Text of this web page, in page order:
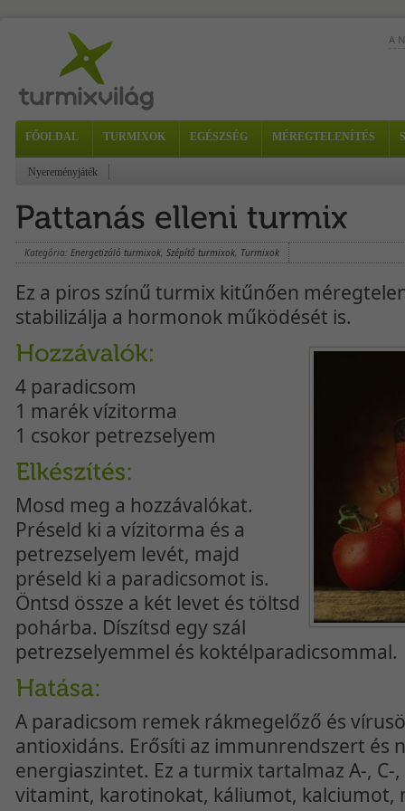
A
FŐOLDAL TURMIXOK EGÉSZSÉG MÉREGTELENÍTÉS
Nyereményjáték
Kategória: Energetizáló turmixok, Szépítő turmixok, Turmixok
Ez a piros színű turmix kitűnően
stabilizálja a hormonok működését is.
4 paradicsom
1 marék vízitorma
1 csokor petrezselyem
Mosd meg a hozzávalókat.
Préseld ki a vízitorma és a
petrezselyem levét, majd
préseld ki a paradicsomot is.
Öntsd össze a két levet és töltsd
pohárba. Díszítsd egy szál
petrezselyemmel és koktélparadicsommal.
A paradicsom remek rákmegelőző és
antioxidáns. Erősíti az immunrendszert és
energiaszintet. Ez a turmix tartalmaz A-, C-,
vitamint, karotinokat, káliumot, kalciumot,